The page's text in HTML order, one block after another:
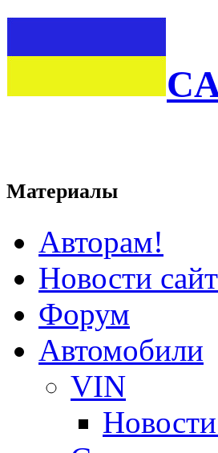
Материалы
Авторам!
Новости
Форум
Автомобили
VIN